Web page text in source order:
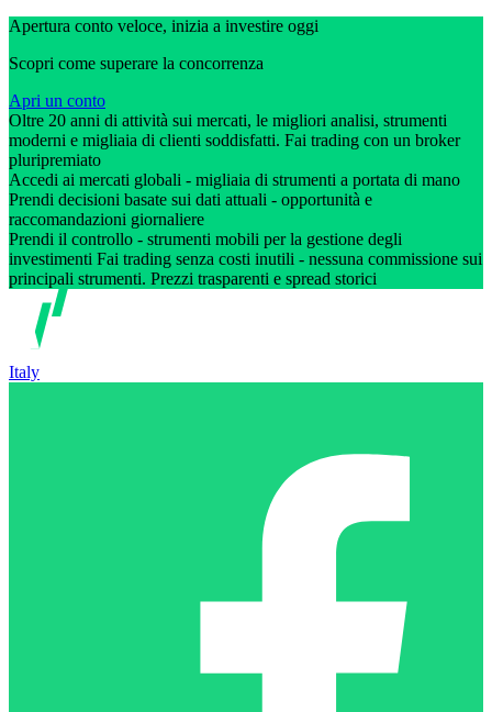
Apertura conto veloce, inizia a investire oggi
Scopri come superare la concorrenza
Apri un conto
Oltre 20 anni di attività sui mercati, le migliori analisi, strumenti
moderni e migliaia di clienti soddisfatti. Fai trading con un broker
pluripremiato
Accedi ai mercati globali - migliaia di strumenti a portata di mano
Prendi decisioni basate sui dati attuali - opportunità e
raccomandazioni giornaliere
Prendi il controllo - strumenti mobili per la gestione degli
investimenti Fai trading senza costi inutili - nessuna commissione sui
principali strumenti. Prezzi trasparenti e spread storici
Italy